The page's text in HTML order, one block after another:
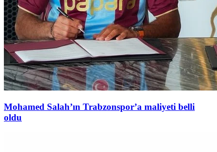
Mohamed Salah’ın Trabzonspor’a maliyeti belli
oldu